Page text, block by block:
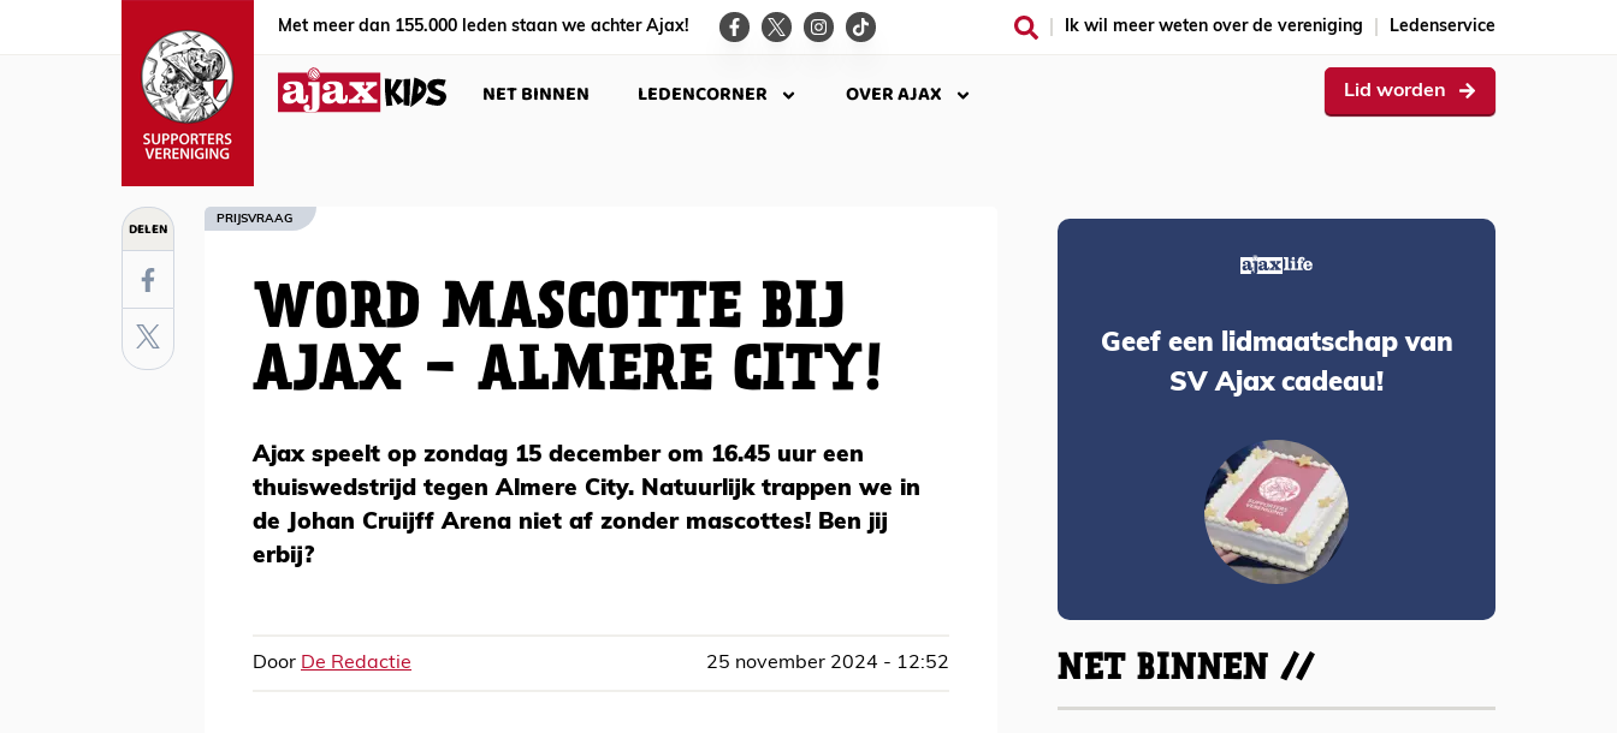
Met meer dan 155.000 leden staan we achter Ajax! Ik wil meer weten over de vereniging Ledenservice
NET BINNEN LEDENCORNER OVER AJAX Lid worden
DELEN PRIJSVRAAG
WORD MASCOTTE BIJ
AJAX - ALMERE CITY!
Ajax speelt op zondag 15 december om 16.45 uur een
thuiswedstrijd tegen Almere City. Natuurlijk trappen we in
de Johan Cruijff Arena niet af zonder mascottes! Ben jij
erbij?
Door De Redactie 25 november 2024 - 12:52
Geef een lidmaatschap van
SV Ajax cadeau!
NET BINNEN //